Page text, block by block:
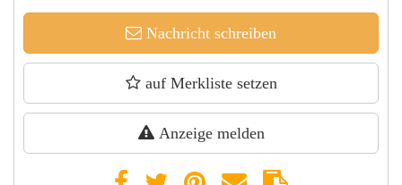
Nachricht schreiben
auf Merkliste setzen
Anzeige melden